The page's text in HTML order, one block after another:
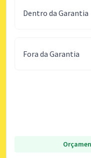
Dentro da Garantia
Fora da Garantia